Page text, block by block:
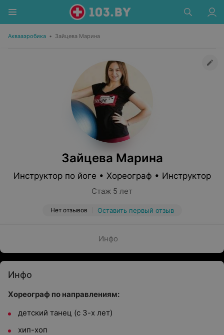
Аквааэробика • Зайцева Марина
Зайцева Марина
Инструктор по йоге • Хореограф • Инструктор
Стаж 5 лет
Нет отзывов Оставить первый отзыв
Инфо
Инфо
Хореограф по направлениям:
детский танец (с 3-х лет)
хип-хоп